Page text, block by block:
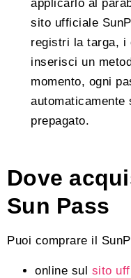
applicarlo al
sito ufficiale
registri la targa, i
inserisci un
momento, ogni
automaticamente
prepagato.
Dove
Sun Pass
Puoi comprare il
online sul sito